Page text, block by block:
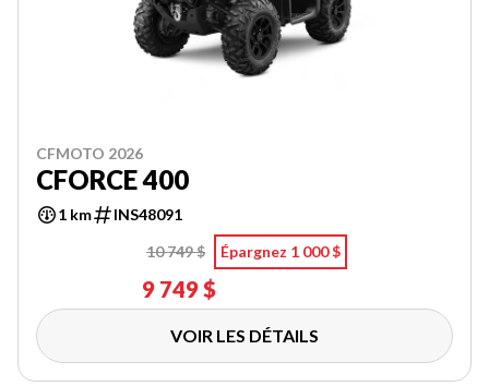
CFMOTO 2026
CFORCE 400
1 km
INS48091
10 749 $
Épargnez 1 000 $
9 749 $
VOIR LES DÉTAILS